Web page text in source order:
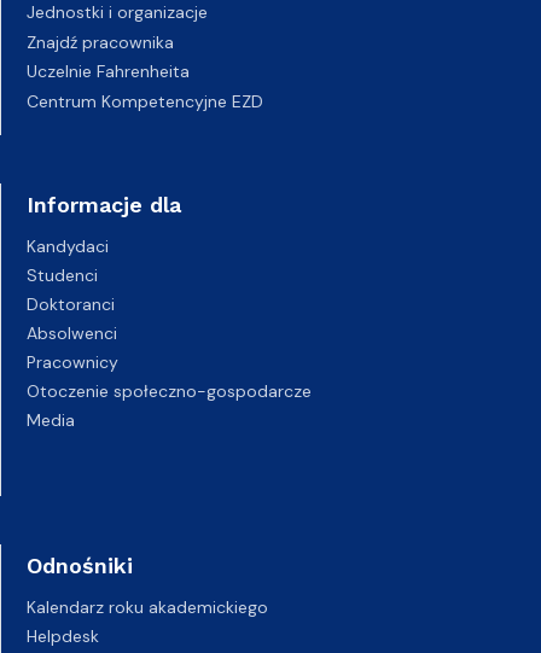
Jednostki i organizacje
Znajdź pracownika
Uczelnie Fahrenheita
Centrum Kompetencyjne EZD
Informacje dla
Kandydaci
Studenci
Doktoranci
Absolwenci
Pracownicy
Otoczenie społeczno-gospodarcze
Media
Odnośniki
Kalendarz roku akademickiego
Helpdesk